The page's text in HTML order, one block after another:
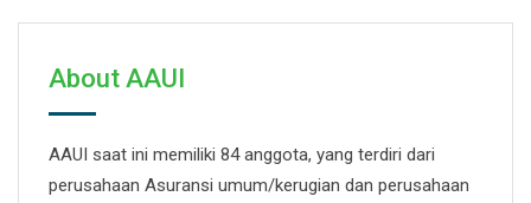
About AAUI
AAUI saat ini memiliki 84 anggota, yang terdiri dari
perusahaan Asuransi umum/kerugian dan perusahaan